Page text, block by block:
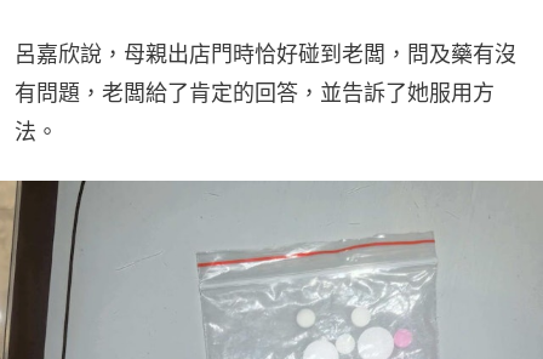
呂嘉欣說，母親出店門時恰好碰到老闆，問及藥有沒
有問題，老闆給了肯定的回答，並告訴了她服用方
法。